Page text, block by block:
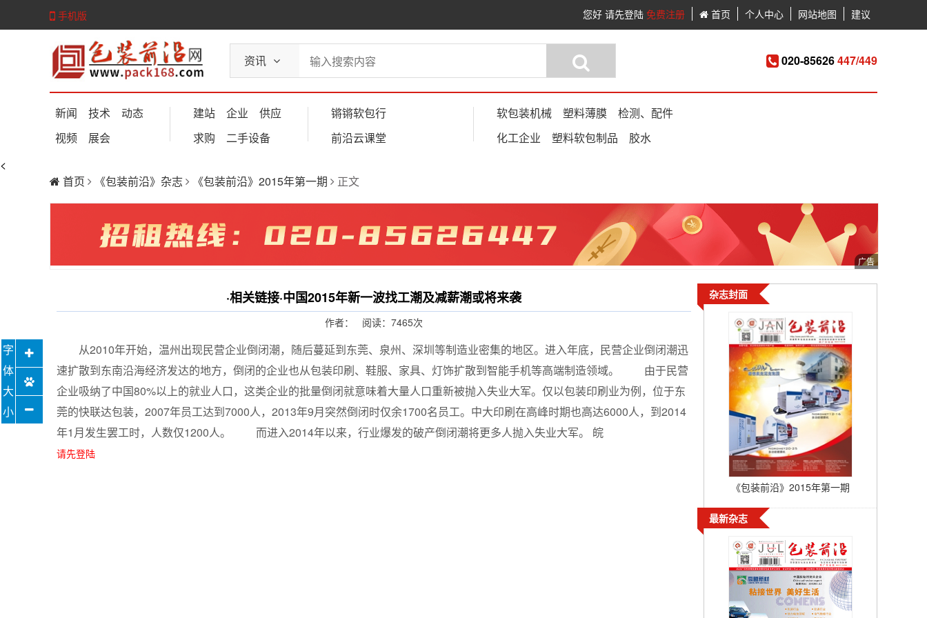
手机版 您好 请先登陆 免费注册 首页 个人中心 网站地图 建议
资讯 020-85626447/449
新闻 技术
动态
视频
展会
建站 企业
供应
求购
二手设备
锵锵软包行
前沿云课堂
软包装机械 塑料薄膜
检测、配件
化工企业
塑料软包制品
胶水
<
首页
《包装前沿》杂志 《包装前沿》2015年第一期 正文
·相关链接·中国2015年新一波找工潮及减薪潮或将来袭
作者： 阅读：7465次
从2010年开始，温州出现民营企业倒闭潮，随后蔓延到东莞、泉州、深圳等制造业密集的地区。进入年底，民营企业倒闭潮迅
速扩散到东南沿海经济发达的地方，倒闭的企业也从包装印刷、鞋服、家具、灯饰扩散到智能手机等高端制造领域。 由于民营
企业吸纳了中国80%以上的就业人口，这类企业的批量倒闭就意味着大量人口重新被抛入失业大军。仅以包装印刷业为例，位于东
莞的快联达包装，2007年员工达到7000人，2013年9月突然倒闭时仅余1700名员工。中大印刷在高峰时期也高达6000人，到2014
年1月发生罢工时，人数仅1200人。 而进入2014年以来，行业爆发的破产倒闭潮将更多人抛入失业大军。 皖
请先登陆
杂志封面
《包装前沿》2015年第一期
最新杂志